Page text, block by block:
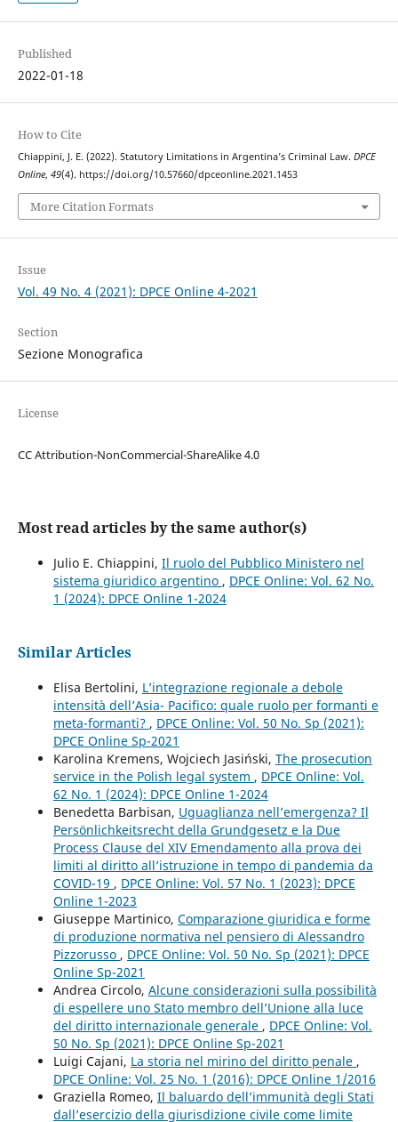
Published
2022-01-18
How to Cite
Chiappini, J. E. (2022). Statutory Limitations in Argentina’s Criminal Law. DPCE
Online, 49(4). https://doi.org/10.57660/dpceonline.2021.1453
More Citation Formats
Issue
Vol. 49 No. 4 (2021): DPCE Online 4-2021
Section
Sezione Monografica
License
CC Attribution-NonCommercial-ShareAlike 4.0
Most read articles by the same author(s)
Julio E. Chiappini, Il ruolo del Pubblico Ministero nel
sistema giuridico argentino , DPCE Online: Vol. 62 No.
1 (2024): DPCE Online 1-2024
Similar Articles
Elisa Bertolini, L’integrazione regionale a debole
intensità dell’Asia- Pacifico: quale ruolo per formanti e
meta-formanti? , DPCE Online: Vol. 50 No. Sp (2021):
DPCE Online Sp-2021
Karolina Kremens, Wojciech Jasiński, The prosecution
service in the Polish legal system , DPCE Online: Vol.
62 No. 1 (2024): DPCE Online 1-2024
Benedetta Barbisan, Uguaglianza nell’emergenza? Il
Persönlichkeitsrecht della Grundgesetz e la Due
Process Clause del XIV Emendamento alla prova dei
limiti al diritto all’istruzione in tempo di pandemia da
COVID-19 , DPCE Online: Vol. 57 No. 1 (2023): DPCE
Online 1-2023
Giuseppe Martinico, Comparazione giuridica e forme
di produzione normativa nel pensiero di Alessandro
Pizzorusso , DPCE Online: Vol. 50 No. Sp (2021): DPCE
Online Sp-2021
Andrea Circolo, Alcune considerazioni sulla possibilità
di espellere uno Stato membro dell’Unione alla luce
del diritto internazionale generale , DPCE Online: Vol.
50 No. Sp (2021): DPCE Online Sp-2021
Luigi Cajani, La storia nel mirino del diritto penale ,
DPCE Online: Vol. 25 No. 1 (2016): DPCE Online 1/2016
Graziella Romeo, Il baluardo dell’immunità degli Stati
dall’esercizio della giurisdizione civile come limite